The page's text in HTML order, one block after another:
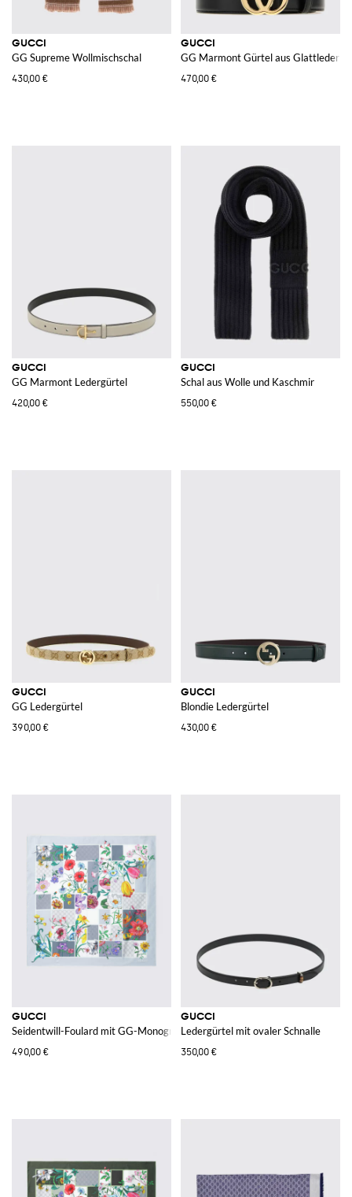
GUCCI
GG Supreme Wollmischschal
430,00 €
GUCCI
GG Marmont Gürtel aus Glattleder
470,00 €
GUCCI
GG Marmont Ledergürtel
420,00 €
GUCCI
Schal aus Wolle und Kaschmir
550,00 €
GUCCI
GG Ledergürtel
390,00 €
GUCCI
Blondie Ledergürtel
430,00 €
GUCCI
Seidentwill-Foulard mit GG-Monogramm und Blumenmuster
490,00 €
GUCCI
Ledergürtel mit ovaler Schnalle
350,00 €